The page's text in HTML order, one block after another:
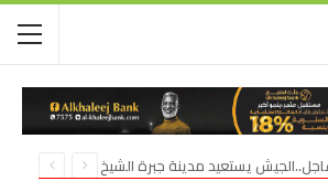
عاجل..الجيش يستعيد مدينة جبرة الشيخ في شمال كردفان